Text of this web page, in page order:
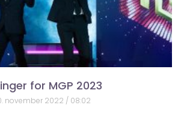
for MGP 2023
november 2022 08:02